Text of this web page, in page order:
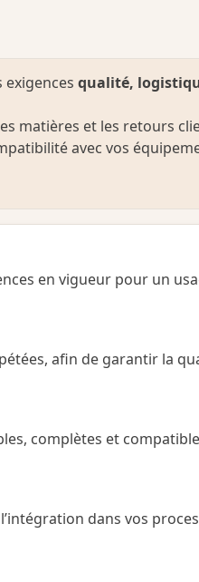
exigences qualité,
matières et les retours
avec vos
en vigueur pour un
afin de garantir la
complètes et
dans vos